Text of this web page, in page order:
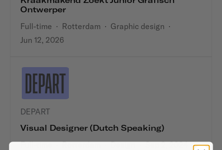
Ontwerper
Full-time · Rotterdam · Graphic design ·
Jun 12, 2026
DEPART
Visual Designer (Dutch Speaking)
Full-time·Rotterdam·Design·Sep 2, 2024·